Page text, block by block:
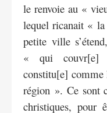
le renvoie au «
lequel ricanait «
petite ville
« qui couvr[e]
constitu[e] comme
région ». Ce sont
christiques, pour